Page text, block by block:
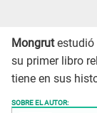
Mongrutestudió
su primer libro
tiene en sus
SOBRE EL AUTOR: